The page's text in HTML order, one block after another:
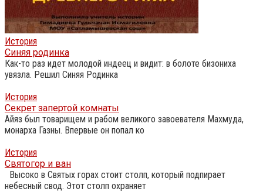
История
Синяя родинка
Как-то раз идет молодой индеец и видит: в болоте бизониха
увязла. Решил Синяя Родинка
История
Секрет запертой комнаты
Айяз был товарищем и рабом великого завоевателя Махмуда,
монарха Газны. Впервые он попал ко
История
Святогор и ван
Высоко в Святых горах стоит столп, который подпирает
небесный свод. Этот столп охраняет